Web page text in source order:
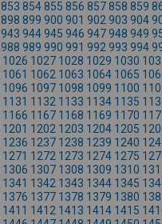
853 854855 856 857858 859
898 899 900 901 902 903 904
943 944945 946 947948 949
988 989 990 991 992 993 994
1026 1027 1028 1029 1030
1061 1062 1063 1064 1065
1096 1097 1098 1099 1100
1131 1132 1133 1134 1135
1166 1167 1168 1169 1170
1201 1202 1203 1204 1205
1236 1237 1238 1239 1240
1271 1272 1273 1274 1275
1306 1307 1308 1309 1310
1341 1342 1343 1344 1345
1376 1377 1378 1379 1380
1411 1412 1413 1414 1415